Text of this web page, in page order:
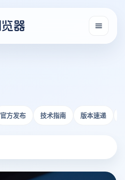
官方发布 技术指南 版本速递